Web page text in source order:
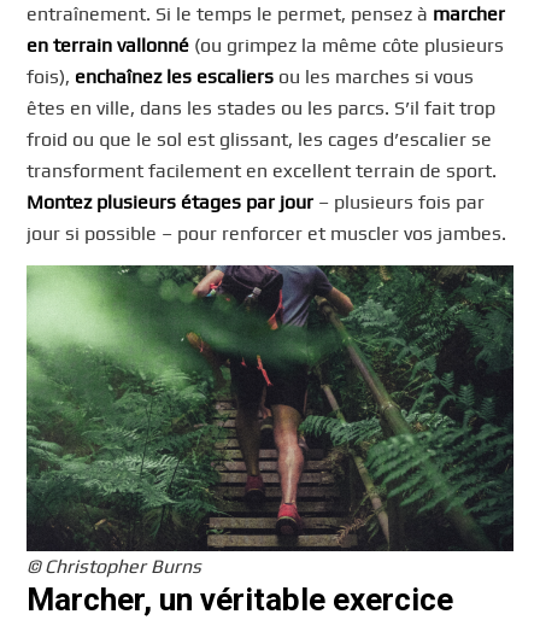
entraînement. Si le temps le permet, pensez à marcher
en terrain vallonné (ou grimpez la même côte plusieurs
fois), enchaînez les escaliers ou les marches si vous
êtes en ville, dans les stades ou les parcs. S’il fait trop
froid ou que le sol est glissant, les cages d’escalier se
transforment facilement en excellent terrain de sport.
Montez plusieurs étages par jour – plusieurs fois par
jour si possible – pour renforcer et muscler vos jambes.
© Christopher Burns
Marcher, un véritable exercice